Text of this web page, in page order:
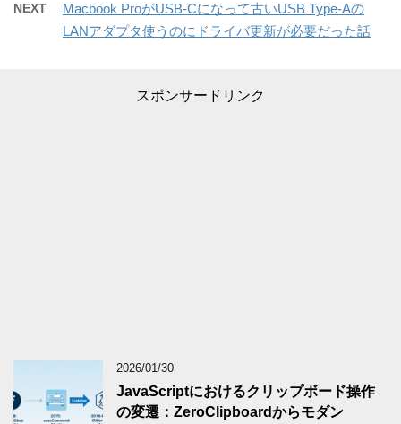
NEXT
Macbook ProがUSB-Cになって古いUSB Type-Aの
LANアダプタ使うのにドライバ更新が必要だった話
スポンサードリンク
2026/01/30
JavaScriptにおけるクリップボード操作
の変遷：ZeroClipboardからモダン